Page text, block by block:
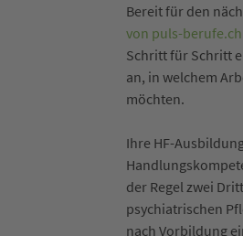
Bereit für den
von puls-berufe.ch
Schritt für Schritt
an, in welchem
möchten.
Ihre HF-
der Regel zwei
psychiatrischen
nach Vorbildung